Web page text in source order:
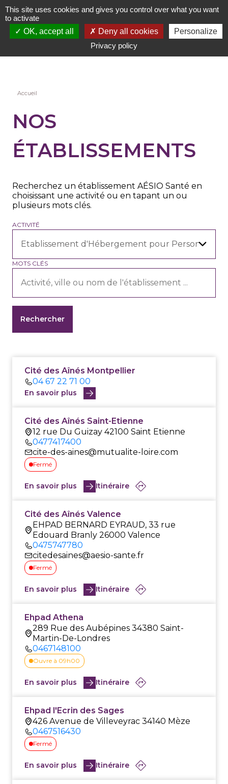
Aller
au
contenu
Fil
d'Ariane
Accueil
NOS
ÉTABLISSEMENTS
Recherchez un établissement AÉSIO Santé en
choisissant une activité ou en tapant un ou
plusieurs mots clés.
ACTIVITÉ
MOTS CLÉS
Cité des Aînés Montpellier
04 67 22 71 00
En savoir plus
Cité des Aînés Saint-Etienne
12 rue Du Guizay 42100 Saint Etienne
0477417400
cite-des-aines@mutualite-loire.com
Fermé
En savoir plus Itinéraire
Cité des Aînés Valence
EHPAD BERNARD EYRAUD, 33 rue
Edouard Branly 26000 Valence
0475747780
citedesaines@aesio-sante.fr
Fermé
En savoir plus Itinéraire
Ehpad Athena
289 Rue des Aubépines 34380 Saint-
Martin-De-Londres
0467148100
Ouvre à 09h00
En savoir plus Itinéraire
Ehpad l'Ecrin des Sages
426 Avenue de Villeveyrac 34140 Mèze
0467516430
Fermé
En savoir plus Itinéraire
This site uses cookies and gives you control over what you want
to activate
OK, accept all
Deny all cookies
Personalize
Privacy policy